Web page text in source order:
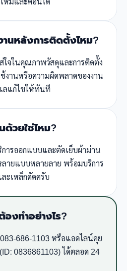
นหลังการติดตั้งไหม?
ใจในคุณภาพวัสดุและการติดตั้ง
งานหรือความผิดพลาดของงาน
ลแก้ไขให้ทันที
ด้วยใช่ไหม?
ารออกแบบและตัดเย็บผ้าม่าน
ลายแบบหลายลาย พร้อมบริการ
ะเหล็กดัดครับ
องทำอย่างไร?
686-1103 หรือแอดไลน์คุย
0836861103) ได้ตลอด 24